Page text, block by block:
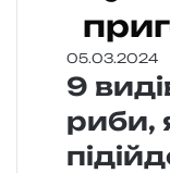
05.03.2024
9
риби,